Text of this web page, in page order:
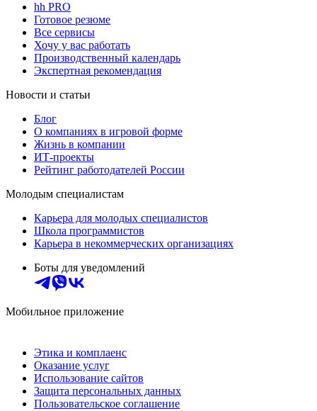
hh PRO
Готовое резюме
Все сервисы
Хочу у вас работать
Производственный календарь
Экспертная рекомендация
Новости и статьи
Блог
О компаниях в игровой форме
Жизнь в компании
ИТ-проекты
Рейтинг работодателей России
Молодым специалистам
Карьера для молодых специалистов
Школа программистов
Карьера в некоммерческих организациях
Боты для уведомлений
Мобильное приложение
Этика и комплаенс
Оказание услуг
Использование сайтов
Защита персональных данных
Пользовательское соглашение